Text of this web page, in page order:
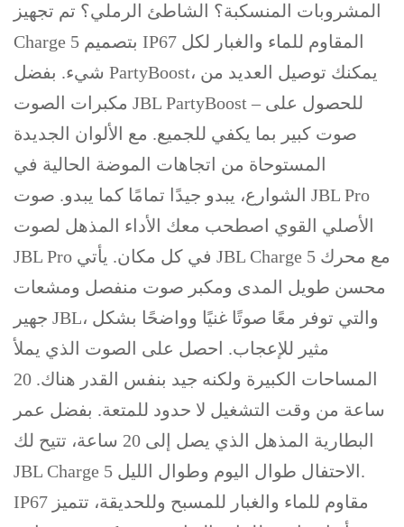
المشروبات المنسكبة؟ الشاطئ الرملي؟ تم تجهيز
Charge 5 بتصميم IP67 المقاوم للماء والغبار لكل
شيء. بفضل PartyBoost، يمكنك توصيل العديد من
مكبرات الصوت JBL PartyBoost – للحصول على
صوت كبير بما يكفي للجميع. مع الألوان الجديدة
المستوحاة من اتجاهات الموضة الحالية في
الشوارع، يبدو جيدًا تمامًا كما يبدو. صوت JBL Pro
الأصلي القوي اصطحب معك الأداء المذهل لصوت
JBL Pro في كل مكان. يأتي JBL Charge 5 مع محرك
محسن طويل المدى ومكبر صوت منفصل ومشعات
جهير JBL، والتي توفر معًا صوتًا غنيًا وواضحًا بشكل
مثير للإعجاب. احصل على الصوت الذي يملأ
المساحات الكبيرة ولكنه جيد بنفس القدر هناك. 20
ساعة من وقت التشغيل لا حدود للمتعة. بفضل عمر
البطارية المذهل الذي يصل إلى 20 ساعة، تتيح لك
JBL Charge 5 الاحتفال طوال اليوم وطوال الليل.
IP67 مقاوم للماء والغبار للمسبح وللحديقة، تتميز